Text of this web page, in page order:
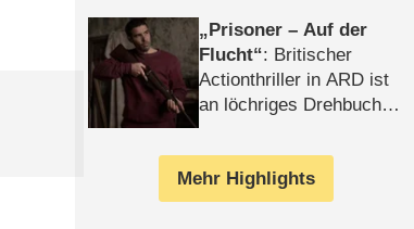
Prisoner – Auf der
Flucht : Britischer
Actionthriller in ARD ist
an löchriges Drehbuch
Mehr Highlights